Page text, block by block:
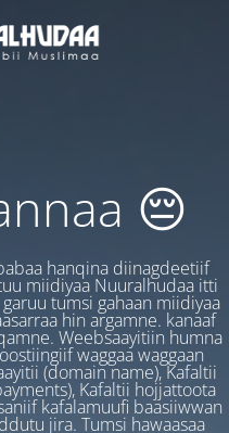
😔
hanqina diinagdeetiif
miidiyaa Nuuralhudaa itti
tumsi gahaan miidiyaa
hin argamne. kanaaf
Weebsaayitiin humna
waggaa waggaan
(domain name), Kafaltii
Kafaltii hojjattoota
kafalamuufi baasiiwwan
jira. Tumsi hawaasaa